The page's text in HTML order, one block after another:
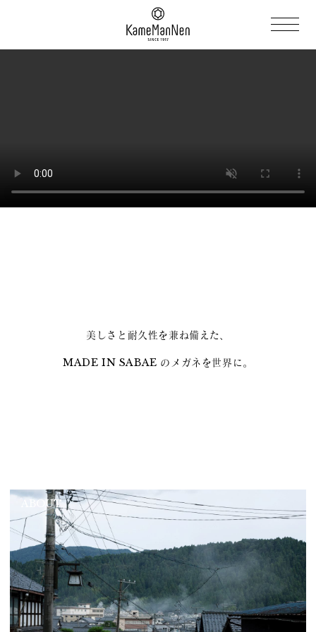
美しさと耐久性を兼ね備えた、
MADE IN SABAE のメガネを世界に。
ABOUT